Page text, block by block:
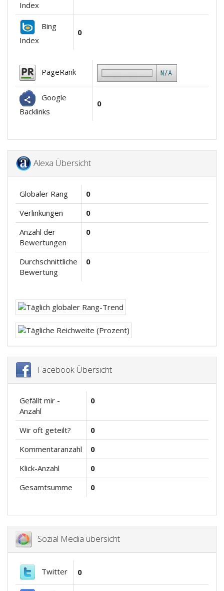
Index
Bing
Index
0
PageRank
Google
Backlinks
0
Alexa Übersicht
Globaler Rang
0
Verlinkungen
0
Anzahl der
Bewertungen
0
Durchschnittliche
Bewertung
0
Facebook Übersicht
Gefällt mir -
Anzahl
0
Wir oft geteilt?
0
Kommentaranzahl
0
Klick-Anzahl
0
Gesamtsumme
0
Sozial Media übersicht
Twitter 0